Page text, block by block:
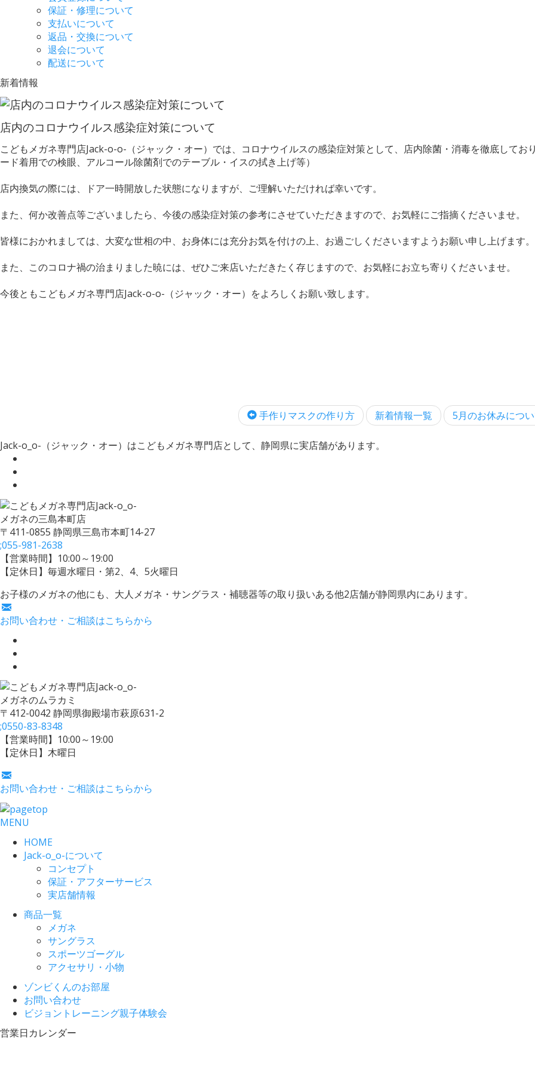
保証・修理について
支払いについて
返品・交換について
退会について
配送について
新着情報
店内のコロナウイルス感染症対策について
こどもメガネ専門店Jack-o-o-（ジャック・オー）では、コロナウイルスの感染症対策として、店内除菌・消毒を徹底して
ード着用での検眼、アルコール除菌剤でのテーブル・イスの拭き上げ等）
店内換気の際には、ドア一時開放した状態になりますが、ご理解いただければ幸いです。
また、何か改善点等ございましたら、今後の感染症対策の参考にさせていただきますので、お気軽にご指摘くださいませ。
皆様におかれましては、大変な世相の中、お身体には充分お気を付けの上、お過ごしくださいますようお願い申し上げます。
また、このコロナ禍の治まりました暁には、ぜひご来店いただきたく存じますので、お気軽にお立ち寄りくださいませ。
今後ともこどもメガネ専門店Jack-o-o-（ジャック・オー）をよろしくお願い致します。
手作りマスクの作り方 新着情報一覧 5月のお休みにつ
Jack-o_o-（ジャック・オー）はこどもメガネ専門店として、静岡県に実店舗があります。
メガネの三島本町店
〒411-0855 静岡県三島市本町14-27
;055-981-2638
【営業時間】10:00～19:00
【定休日】毎週水曜日・第2、4、5火曜日
お子様のメガネの他にも、大人メガネ・サングラス・補聴器等の取り扱いある他2店舗が静岡県内にあります。
お問い合わせ・ご相談はこちらから
メガネのムラカミ
〒412-0042 静岡県御殿場市萩原631-2
;0550-83-8348
【営業時間】10:00～19:00
【定休日】木曜日
お問い合わせ・ご相談はこちらから
MENU
HOME
Jack-o_o-について
コンセプト
保証・アフターサービス
実店舗情報
商品一覧
メガネ
サングラス
スポーツゴーグル
アクセサリ・小物
ゾンビくんのお部屋
お問い合わせ
ビジョントレーニング親子体験会
営業日カレンダー